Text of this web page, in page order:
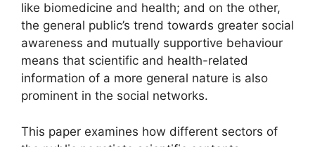
like biomedicine and health; and on the other,
the general public’s trend towards greater social
awareness and mutually supportive behaviour
means that scientific and health-related
information of a more general nature is also
prominent in the social networks.
This paper examines how different sectors of